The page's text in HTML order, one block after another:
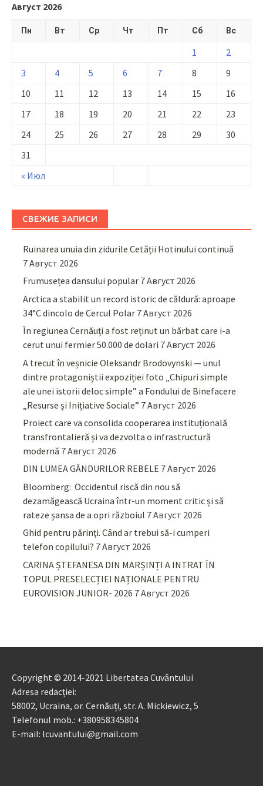
Август 2026
Пн Вт Ср Чт Пт Сб Вс
« Июл
1
2
3
4 5 6 7 8
9
10
11 12 13 14 15
16
17
18 19 20 21 22
23
24
25 26 27 28 29
30
31
СВЕЖИЕ ЗАПИСИ
Ruinarea unuia din zidurile Cetății Hotinului continuă
7 Август 2026
Frumusețea dansului popular 7 Август 2026
Arctica a stabilit un record istoric de căldură: aproape
34°C dincolo de Cercul Polar 7 Август 2026
În regiunea Cernăuți a fost reținut un bărbat care i-a
cerut unui fermier 50.000 de dolari 7 Август 2026
A trecut în veșnicie Oleksandr Brodovynski — unul
dintre protagoniștii expoziției foto „Chipuri simple
ale unei istorii deloc simple” a Fondului de Binefacere
„Resurse și Inițiative Sociale” 7 Август 2026
Proiect care va consolida cooperarea instituțională
transfrontalieră și va dezvolta o infrastructură
modernă 7 Август 2026
DIN LUMEA GÂNDURILOR REBELE 7 Август 2026
Bloomberg: Occidentul riscă din nou să
dezamăgească Ucraina într-un moment critic și să
rateze șansa de a opri războiul 7 Август 2026
Ghid pentru părinţi. Când ar trebui să-i cumperi
telefon copilului? 7 Август 2026
CARINA ȘTEFANESA DIN MARȘINȚI A INTRAT ÎN
TOPUL PRESELECȚIEI NAȚIONALE PENTRU
EUROVISION JUNIOR- 2026 7 Август 2026
Copyright © 2014-2021 Libertatea Cuvântului
Adresa redacției:
58002, Ucraina, or. Cernăuți, str. A. Mickiewicz, 5
Telefonul mob.: +380958345804
E-mail: lcuvantului@gmail.com